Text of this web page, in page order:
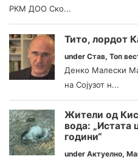
РКМ ДОО Ско...
Тито, лордот
under Став, Топ
Денко Малески
на Сојузот н...
Жители од
вода: „Истата
години“
under Актуелно,